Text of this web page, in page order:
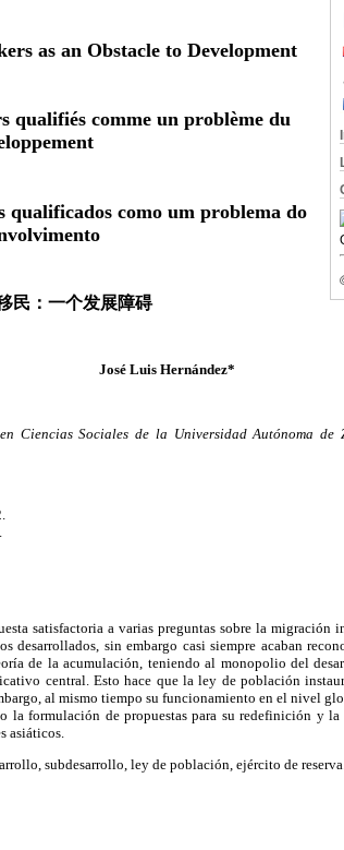
as an Obstacle to Development
qualifiés comme un problème du
qualificados como um problema do
民：一个发展障碍
José Luis Hernández*
Ciencias Sociales de la Universidad Autónoma de
satisfactoria a varias preguntas sobre la migración
desarrollados, sin embargo casi siempre acaban
de la acumulación, teniendo al monopolio del
central. Esto hace que la ley de población
al mismo tiempo su funcionamiento en el nivel
la formulación de propuestas para su redefinición y la
asiáticos.
subdesarrollo, ley de población, ejército de reserva.